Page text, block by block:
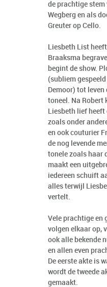
de prachtige stem
Wegberg en als
Greuter op Cello.
Liesbeth List
Braaksma
begint de show.
(subliem
Demoor) tot
toneel. Na Robert
Liesbeth lief heeft
zoals onder
en ook couturier
de nog levende
tonele zoals haar
maakt een
iedereen schuift
alles terwijl
vertelt.
Vele prachtige en
volgen elkaar op,
ook alle bekende
en allen even
De eerste akte is
wordt de tweede
gemaakt.